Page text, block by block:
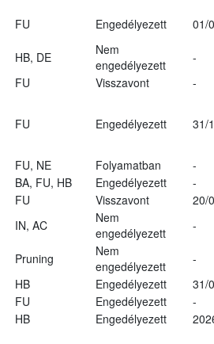
FU Engedélyezett 01/
HB, DE
Nem
engedélyezett
-
FU Visszavont
-
FU Engedélyezett 31/
FU, NE Folyamatban
-
BA, FU, HB Engedélyezett
-
FU Visszavont
20/
IN, AC
Nem
engedélyezett
-
Pruning
Nem
engedélyezett
-
HB Engedélyezett
31/
FU Engedélyezett
-
HB Engedélyezett